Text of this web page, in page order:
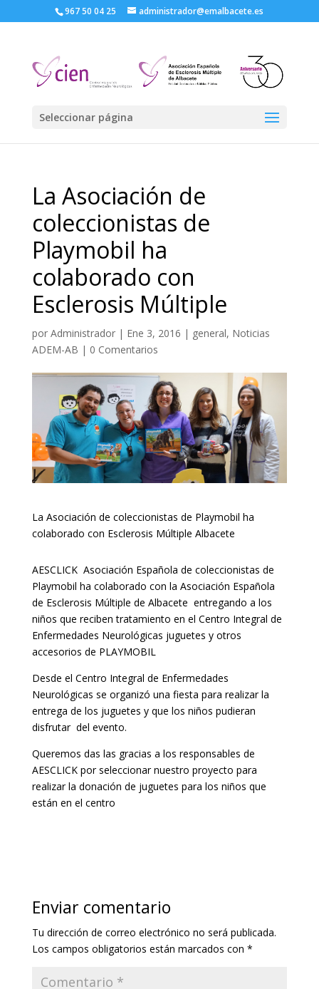
967 50 04 25 administrador@emalbacete.es
Seleccionar página
La Asociación de
coleccionistas de
Playmobil ha
colaborado con
Esclerosis Múltiple
por Administrador| Ene 3, 2016 | general, Noticias
ADEM-AB | 0 Comentarios
La Asociación de coleccionistas de Playmobil ha
colaborado con Esclerosis Múltiple Albacete
AESCLICK Asociación Española de coleccionistas de
Playmobil ha colaborado con la Asociación Española
de Esclerosis Múltiple de Albacete entregando a los
niños que reciben tratamiento en el Centro Integral de
Enfermedades Neurológicas juguetes y otros
accesorios de PLAYMOBIL
Desde el Centro Integral de Enfermedades
Neurológicas se organizó una fiesta para realizar la
entrega de los juguetes y que los niños pudieran
disfrutar del evento.
Queremos das las gracias a los responsables de
AESCLICK por seleccionar nuestro proyecto para
realizar la donación de juguetes para los niños que
están en el centro
Enviar comentario
Tu dirección de correo electrónico no será publicada.
Los campos obligatorios están marcados con *